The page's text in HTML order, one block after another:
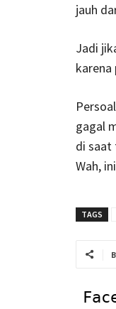
jauh
Jadi
gagal
di saat
Wah,
TAGS